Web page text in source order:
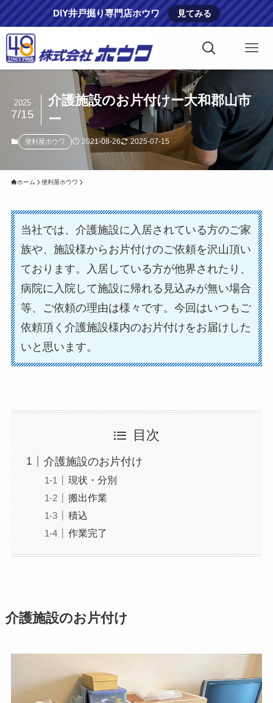
DIY井戸掘り専門店ホウワ 見てみる
介護施設のお片付けー大和郡山市
ー
2025
7/15
便利屋ホウワ 2021-08-26 2025-07-15
ホーム 便利屋ホウワ
当社では、介護施設に入居されている方のご家
族や、施設様からお片付けのご依頼を沢山頂い
ております。入居している方が他界されたり、
病院に入院して施設に帰れる見込みが無い場合
等、ご依頼の理由は様々です。今回はいつもご
依頼頂く介護施設様内のお片付けをお届けした
いと思います。
目次
介護施設のお片付け
現状・分別
搬出作業
積込
作業完了
介護施設のお片付け